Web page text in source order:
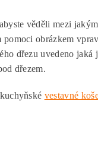
věděli mezi
pomoci obrázkem
dřezu uvedeno jaká
dřezem.
vestavné